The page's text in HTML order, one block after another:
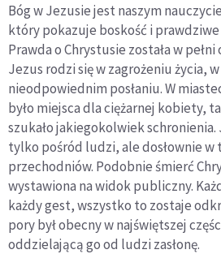
Bóg w Jezusie jest naszym
który pokazuje boskość i
Prawda o Chrystusie została w
Jezus rodzi się w zagrożeniu życia,
nieodpowiednim posłaniu. W
było miejsca dla ciężarnej kobiety,
szukało jakiegokolwiek schronienia.
tylko pośród ludzi, ale dosłownie w
przechodniów. Podobnie śmierć
wystawiona na widok publiczny.
każdy gest, wszystko to zostaje
pory był obecny w najświętszej
oddzielającą go od ludzi zasłonę.